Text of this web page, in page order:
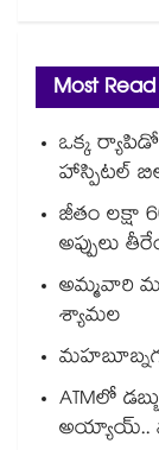
Most
ఒక్క
హాస్పిటల్
జీతం లక్షా
అప్పులు
అమ్మవారి
శ్యామల
ATMలో
అయ్యాయ్..